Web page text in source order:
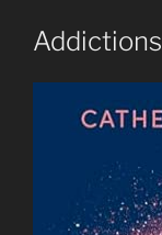
Addictions